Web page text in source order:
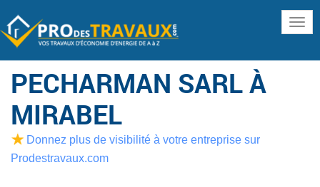
PECHARMAN SARL À
MIRABEL
Donnez plus de visibilité à votre entreprise sur
Prodestravaux.com